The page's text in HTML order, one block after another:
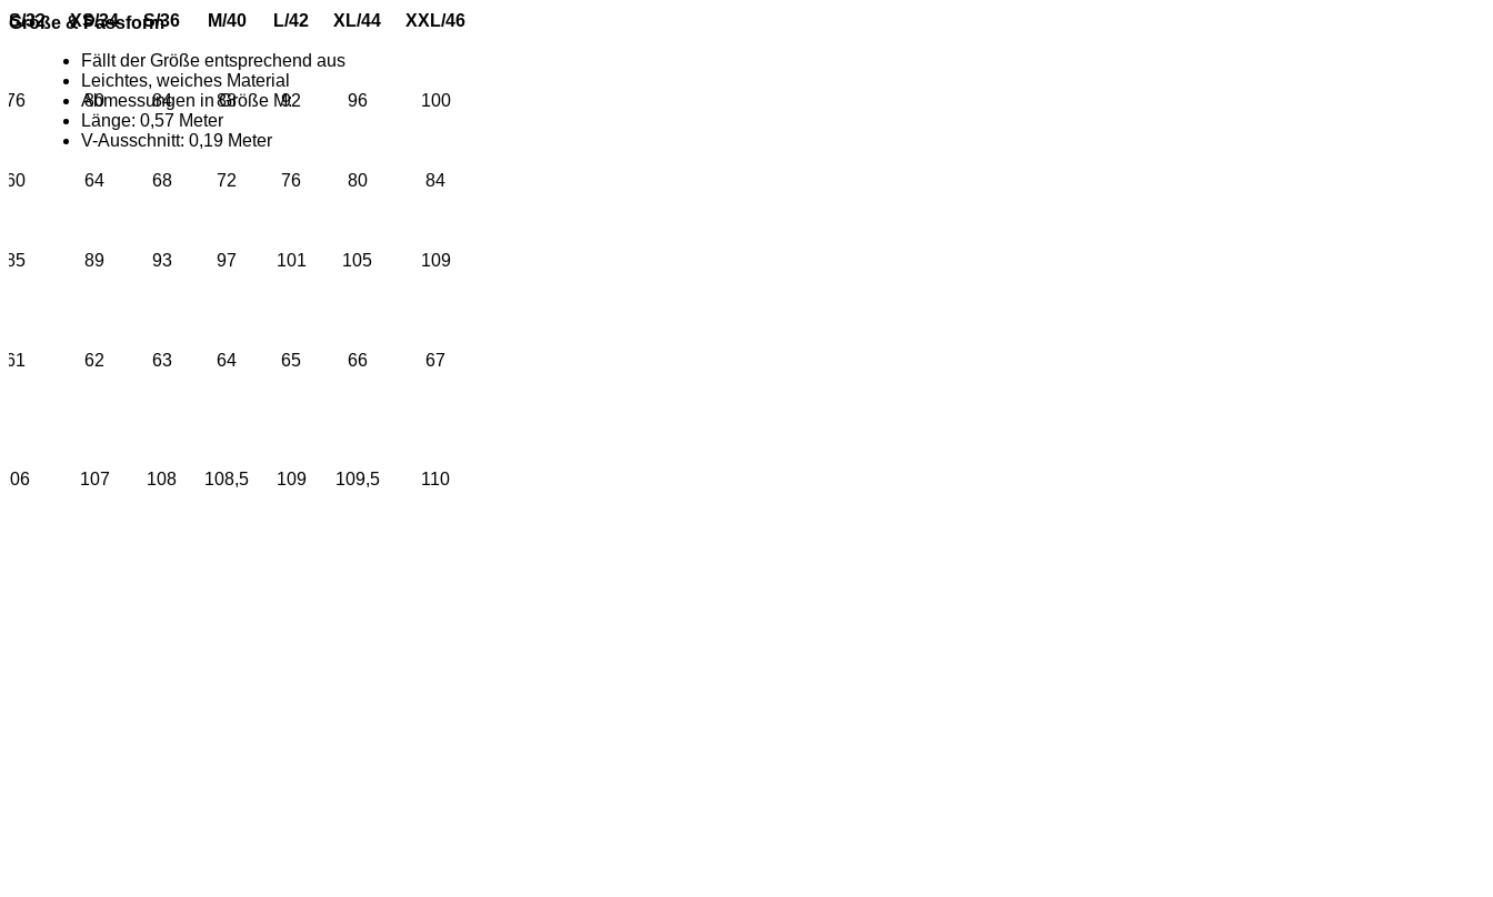
32 XS/34 S/36 M/40 L/42 XL/44 XXL/46
76 80 84 88 92 96 100
60 64 68 72 76 80 84
85 89 93 97 101 105 109
61 62 63 64 65 66 67
106 107 108 108,5 109 109,5 110
Größe & Passform
Fällt der Größe entsprechend aus
Leichtes, weiches Material
Abmessungen in Größe M:
Länge: 0,57 Meter
V-Ausschnitt: 0,19 Meter